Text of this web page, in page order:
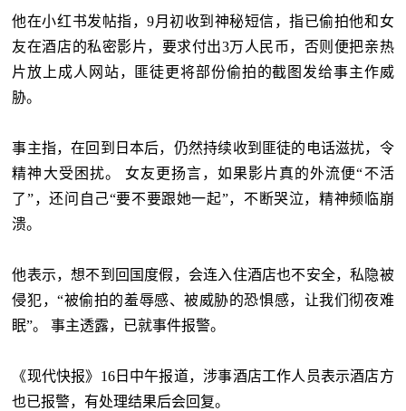
他在小红书发帖指，9月初收到神秘短信，指已偷拍他和女
友在酒店的私密影片，要求付出3万人民币，否则便把亲热
片放上成人网站，匪徒更将部份偷拍的截图发给事主作威
胁。
事主指，在回到日本后，仍然持续收到匪徒的电话滋扰，令
精神大受困扰。 女友更扬言，如果影片真的外流便“不活
了”，还问自己“要不要跟她一起”，不断哭泣，精神频临崩
溃。
他表示，想不到回国度假，会连入住酒店也不安全，私隐被
侵犯，“被偷拍的羞辱感、被威胁的恐惧感，让我们彻夜难
眠”。 事主透露，已就事件报警。
《现代快报》16日中午报道，涉事酒店工作人员表示酒店方
也已报警，有处理结果后会回复。